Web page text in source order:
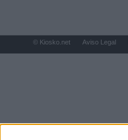
© Kiosko.net Aviso Legal